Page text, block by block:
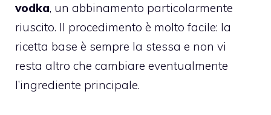
vodka, un abbinamento particolarmente
riuscito. Il procedimento è molto facile: la
ricetta base è sempre la stessa e non vi
resta altro che cambiare eventualmente
l’ingrediente principale.